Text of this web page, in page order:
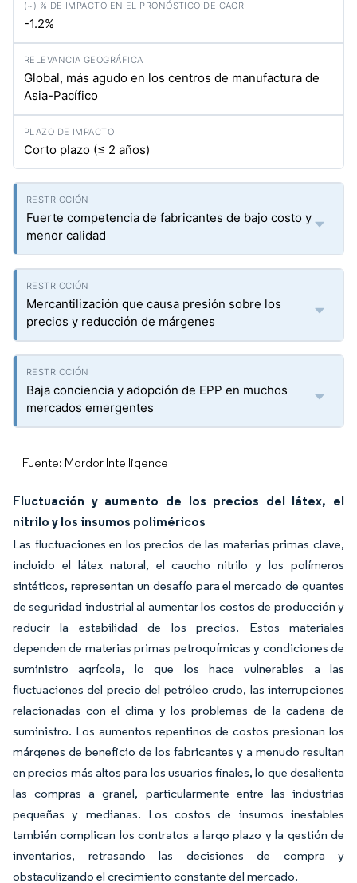
-1.2%
Global, más agudo en los centros de manufactura de
Asia-Pacífico
Corto plazo (≤ 2 años)
Fuerte competencia de fabricantes de bajo costo y
menor calidad
Mercantilización que causa presión sobre los
precios y reducción de márgenes
Baja conciencia y adopción de EPP en muchos
mercados emergentes
Fuente: Mordor Intelligence
Fluctuación y aumento de los precios del látex, el
nitrilo y los insumos poliméricos
Las fluctuaciones en los precios de las materias primas clave,
incluido el látex natural, el caucho nitrilo y los polímeros
sintéticos, representan un desafío para el mercado de guantes
de seguridad industrial al aumentar los costos de producción y
reducir la estabilidad de los precios. Estos materiales
dependen de materias primas petroquímicas y condiciones de
suministro agrícola, lo que los hace vulnerables a las
fluctuaciones del precio del petróleo crudo, las interrupciones
relacionadas con el clima y los problemas de la cadena de
suministro. Los aumentos repentinos de costos presionan los
márgenes de beneficio de los fabricantes y a menudo resultan
en precios más altos para los usuarios finales, lo que desalienta
las compras a granel, particularmente entre las industrias
pequeñas y medianas. Los costos de insumos inestables
también complican los contratos a largo plazo y la gestión de
inventarios, retrasando las decisiones de compra y
obstaculizando el crecimiento constante del mercado.